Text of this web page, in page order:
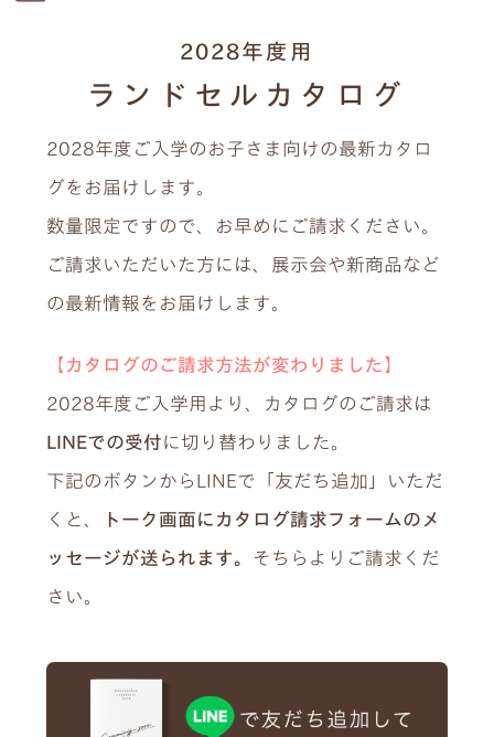
2028年度用
ランドセルカタログ
2028年度ご入学のお子さま向けの最新カタロ
グをお届けします。
数量限定ですので、お早めにご請求ください。
ご請求いただいた方には、展示会や新商品など
の最新情報をお届けします。
【カタログのご請求方法が変わりました】
2028年度ご入学用より、カタログのご請求は
LINEでの受付に切り替わりました。
下記のボタンからLINEで「友だち追加」いただ
くと、 トーク画面にカタログ請求フォームのメ
ッセージが送られます。 そちらよりご請求くだ
さい。